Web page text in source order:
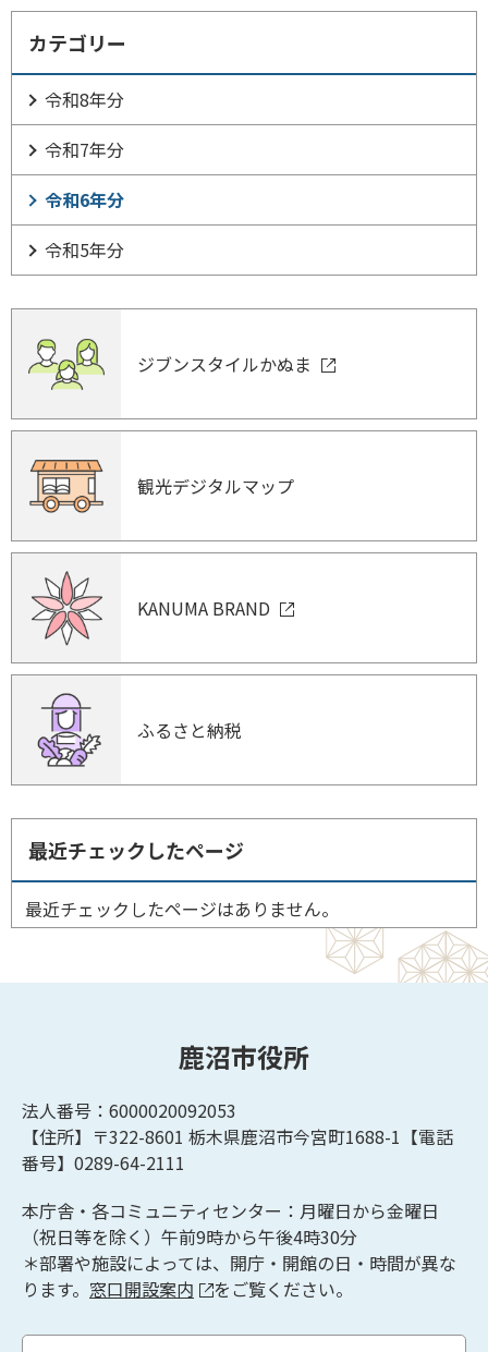
カテゴリー
令和8年分
令和7年分
令和6年分
令和5年分
ジブンスタイルかぬま
観光デジタルマップ
KANUMA BRAND
ふるさと納税
最近チェックしたページ
最近チェックしたページはありません。
鹿沼市役所
法人番号：6000020092053
【住所】〒322-8601 栃木県鹿沼市今宮町1688-1【電話
番号】0289-64-2111
本庁舎・各コミュニティセンター：月曜日から金曜日
（祝日等を除く）午前9時から午後4時30分
＊部署や施設によっては、開庁・開館の日・時間が異な
ります。 窓口開設案内 をご覧ください。